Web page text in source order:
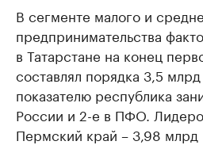
В сегменте малого и
предпринимательства
в Татарстане на конец
составлял порядка 3,5
показателю республика
России и 2-е в ПФО.
Пермский край – 3,98 млрд